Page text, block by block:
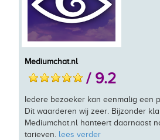
Mediumchat.nl
/ 9.2
Iedere bezoeker kan eenmalig een
Dit waarderen wij zeer. Bijzonder
Mediumchat.nl hanteert daarnaast
tarieven. lees verder